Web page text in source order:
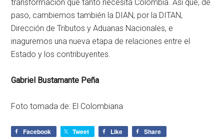
transformación que tanto necesita Colombia. Así que, de
paso, cambiemos también la DIAN, por la DITAN,
Dirección de Tributos y Aduanas Nacionales, e
inaguremos una nueva etapa de relaciones entre el
Estado y los contribuyentes.
Gabriel Bustamante Peña
Foto tomada de: El Colombiana
Facebook Tweet Like
Share